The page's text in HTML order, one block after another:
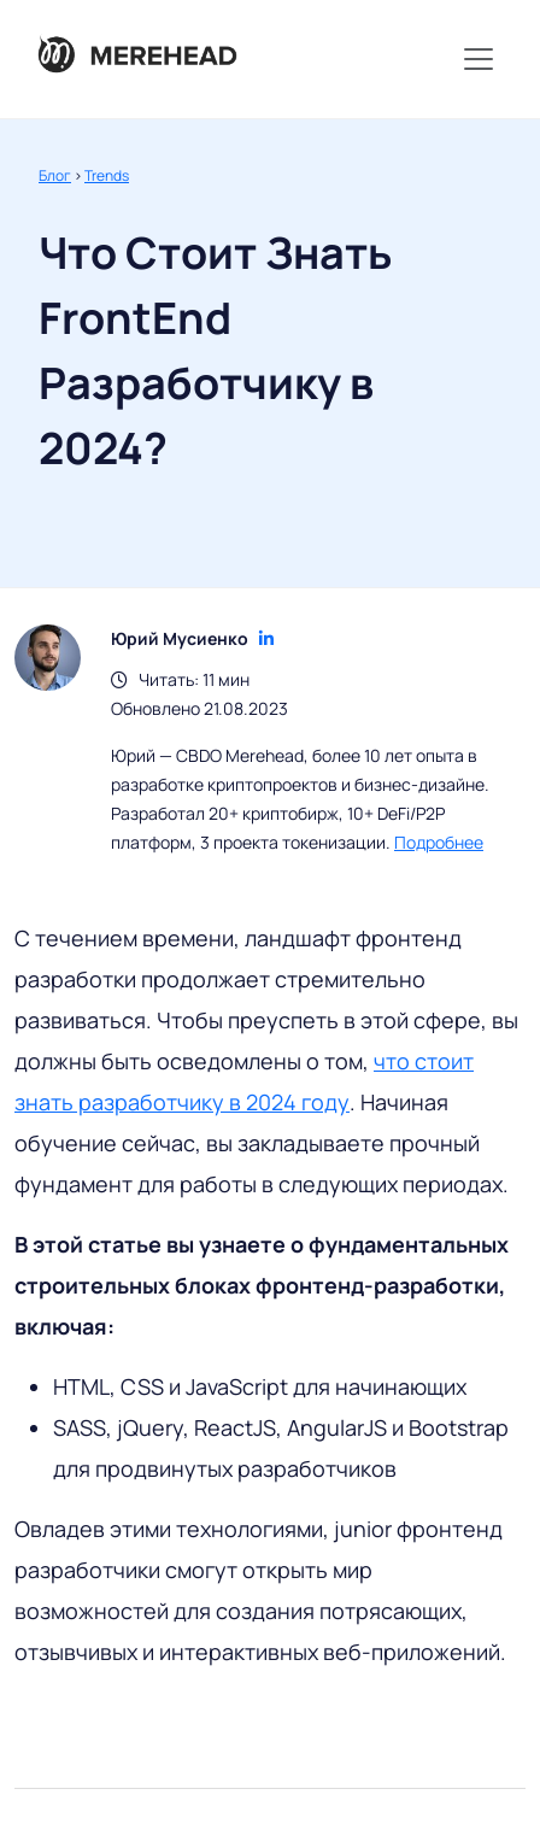
Блог >Trends
Что Стоит Знать
FrontEnd
Разработчику в
2024?
Юрий Мусиенко
Читать: 11 мин
Обновлено 21.08.2023
Юрий — CBDO Merehead, более 10 лет опыта в
разработке криптопроектов и бизнес-дизайне.
Разработал 20+ криптобирж, 10+ DeFi/P2P
платформ, 3 проекта токенизации. Подробнее
С течением времени, ландшафт фронтенд
разработки продолжает стремительно
развиваться. Чтобы преуспеть в этой сфере, вы
должны быть осведомлены о том, что стоит
знать разработчику в 2024 году. Начиная
обучение сейчас, вы закладываете прочный
фундамент для работы в следующих периодах.
В этой статье вы узнаете о фундаментальных
строительных блоках фронтенд-разработки,
включая:
HTML, CSS и JavaScript для начинающих
SASS, jQuery, ReactJS, AngularJS и Bootstrap
для продвинутых разработчиков
Овладев этими технологиями, junior фронтенд
разработчики смогут открыть мир
возможностей для создания потрясающих,
отзывчивых и интерактивных веб-приложений.